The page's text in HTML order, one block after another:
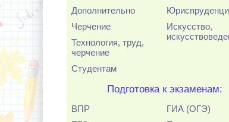
Дополнительно
Черчение
Технология, труд,
черчение
Студентам
Искусство,
Подготовка к экзаменам:
ВПР
ГИА (ОГЭ)